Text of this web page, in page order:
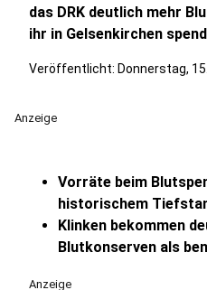
das DRK deutlich mehr
ihr in Gelsenkirchen
Veröffentlicht: Donnerstag,
Anzeige
Vorräte beim
historischem
Klinken bekommen
Blutkonserven als
Anzeige